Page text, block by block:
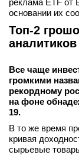
реклама ETF от
основании их
Топ-2
Все чаще
громкими
рекордному
на фоне
19.
В то же время
кривая
сырьевые